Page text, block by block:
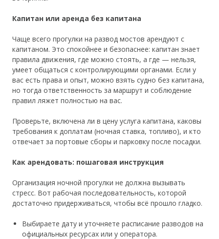
Капитан или аренда без капитана
Чаще всего прогулки на развод мостов арендуют с
капитаном. Это спокойнее и безопаснее: капитан знает
правила движения, где можно стоять, а где — нельзя,
умеет общаться с контролирующими органами. Если у
вас есть права и опыт, можно взять судно без капитана,
но тогда ответственность за маршрут и соблюдение
правил ляжет полностью на вас.
Проверьте, включена ли в цену услуга капитана, каковы
требования к доплатам (ночная ставка, топливо), и кто
отвечает за портовые сборы и парковку после посадки.
Как арендовать: пошаговая инструкция
Организация ночной прогулки не должна вызывать
стресс. Вот рабочая последовательность, которой
достаточно придерживаться, чтобы всё прошло гладко.
Выбираете дату и уточняете расписание разводов на
официальных ресурсах или у оператора.